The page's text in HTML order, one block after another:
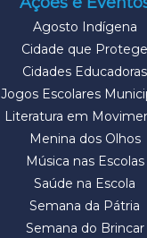
Agosto Indígena
Cidade que Protege
Cidades Educadoras
Jogos Escolares
Literatura em
Menina dos Olhos
Música nas Escolas
Saúde na Escola
Semana da Pátria
Semana do Brincar